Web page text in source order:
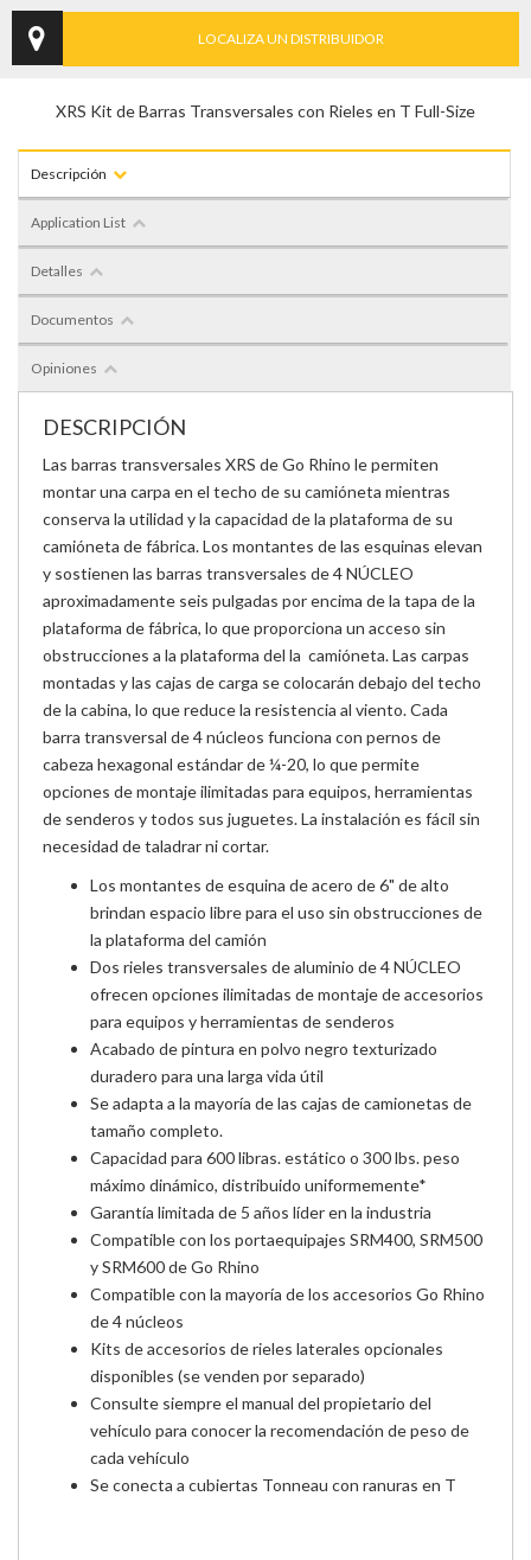
LOCALIZA UN DISTRIBUIDOR
XRS Kit de Barras Transversales con Rieles en T Full-Size
Descripción
Application List
Detalles
Documentos
Opiniones
DESCRIPCIÓN
Las barras transversales XRS de Go Rhino le permiten
montar una carpa en el techo de su camióneta mientras
conserva la utilidad y la capacidad de la plataforma de su
camióneta de fábrica. Los montantes de las esquinas elevan
y sostienen las barras transversales de 4 NÚCLEO
aproximadamente seis pulgadas por encima de la tapa de la
plataforma de fábrica, lo que proporciona un acceso sin
obstrucciones a la plataforma del la camióneta. Las carpas
montadas y las cajas de carga se colocarán debajo del techo
de la cabina, lo que reduce la resistencia al viento. Cada
barra transversal de 4 núcleos funciona con pernos de
cabeza hexagonal estándar de ¼-20, lo que permite
opciones de montaje ilimitadas para equipos, herramientas
de senderos y todos sus juguetes. La instalación es fácil sin
necesidad de taladrar ni cortar.
Los montantes de esquina de acero de 6" de alto
brindan espacio libre para el uso sin obstrucciones de
la plataforma del camión
Dos rieles transversales de aluminio de 4 NÚCLEO
ofrecen opciones ilimitadas de montaje de accesorios
para equipos y herramientas de senderos
Acabado de pintura en polvo negro texturizado
duradero para una larga vida útil
Se adapta a la mayoría de las cajas de camionetas de
tamaño completo.
Capacidad para 600 libras. estático o 300 lbs. peso
máximo dinámico, distribuido uniformemente*
Garantía limitada de 5 años líder en la industria
Compatible con los portaequipajes SRM400, SRM500
y SRM600 de Go Rhino
Compatible con la mayoría de los accesorios Go Rhino
de 4 núcleos
Kits de accesorios de rieles laterales opcionales
disponibles (se venden por separado)
Consulte siempre el manual del propietario del
vehículo para conocer la recomendación de peso de
cada vehículo
Se conecta a cubiertas Tonneau con ranuras en T